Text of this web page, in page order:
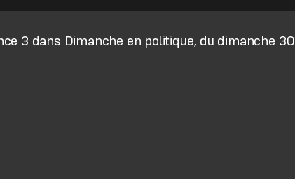
3 dans Dimanche en politique, du dimanche 30